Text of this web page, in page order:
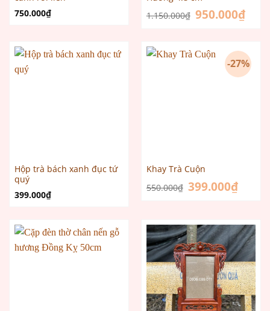
750.000₫
1.150.000₫ Giá
gốc
950.000₫Giá
hiện
Hộp trà bách xanh đục tứ
quý
399.000₫
-27%
Khay Trà Cuộn
550.000₫ Giá
gốc
399.000₫Giá
hiện